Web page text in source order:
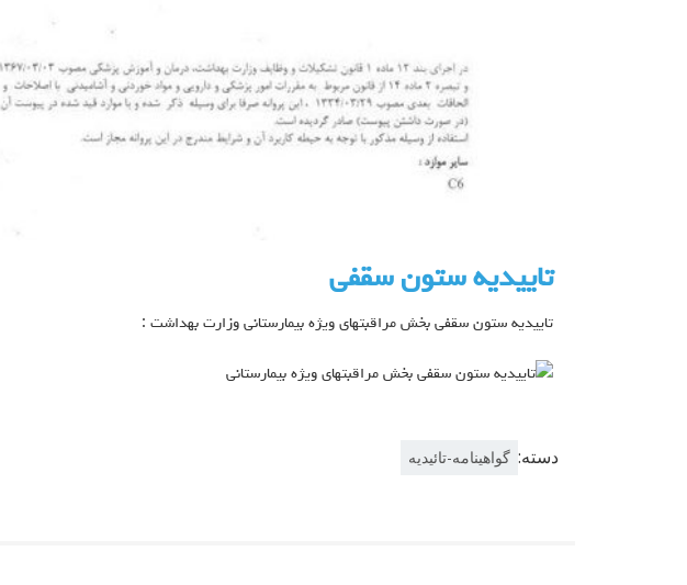
تاییدیه ستون سقفی
تاییدیه ستون سقفی بخش مراقبتهای ویژه بیمارستانی وزارت بهداشت :
دسته: گواهینامه-تائیدیه